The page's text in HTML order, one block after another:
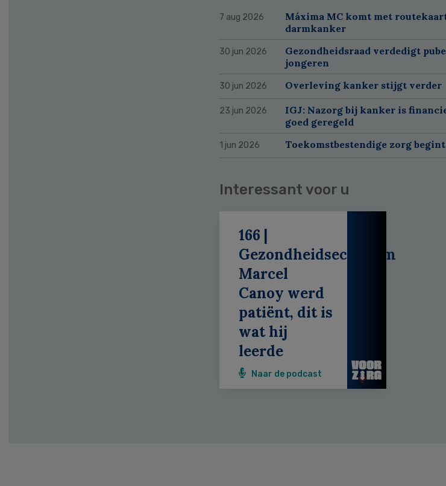
7 aug 2026
Máxima MC komt met
darmkanker
30 jun 2026
Gezondheidsraad verdedigt
jongeren
30 jun 2026 Overleving kanker stijgt verder
23 jun 2026
IGJ: Nazorg bij kanker is
goed geregeld
1 jun 2026 Toekomstbestendige zorg
Interessant voor u
166 |
Gezondheidseconoom
Marcel
Canoy werd
patiënt, dit is
wat hij
leerde
Naar de podcast